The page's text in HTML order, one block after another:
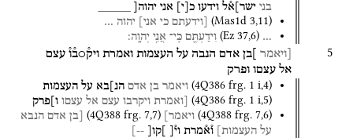
בני ישר]א֯ל וידעו כ י אני יהוה[
(Mas1d 3,11) [וידעתם כי אני] יהוה …
…
(Ez 37,6) וִידַעְתֶּ֖ם כִּֽי־ אֲנִ֥י יְהוָֽה׃
5 [ויאמר ]בן אדם הנבה על העצמות ואמרת ויק֯○ב֯ו֯ עצם
אל עצםו ופרק
(4Q386 frg. 1 i,4) ויאמר בן אדם הנ]בא על העצמות
(4Q386 frg. 1 i,5) [ואמרת ויקרבו עצם אל עצםו ו]פרק
(4Q388 frg. 7,6) ויאמר] (4Q388 frg. 7,7) [בן אדם הנבא
על העצמות] ו֯א֯מרת וי֯[ ]קו[ --]